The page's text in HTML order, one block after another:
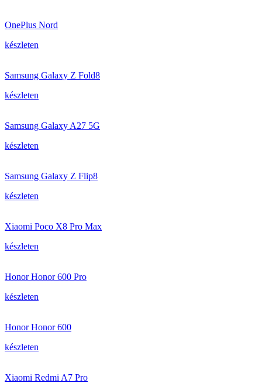
OnePlus Nord
készleten
Samsung Galaxy Z Fold8
készleten
Samsung Galaxy A27 5G
készleten
Samsung Galaxy Z Flip8
készleten
Xiaomi Poco X8 Pro Max
készleten
Honor Honor 600 Pro
készleten
Honor Honor 600
készleten
Xiaomi Redmi A7 Pro